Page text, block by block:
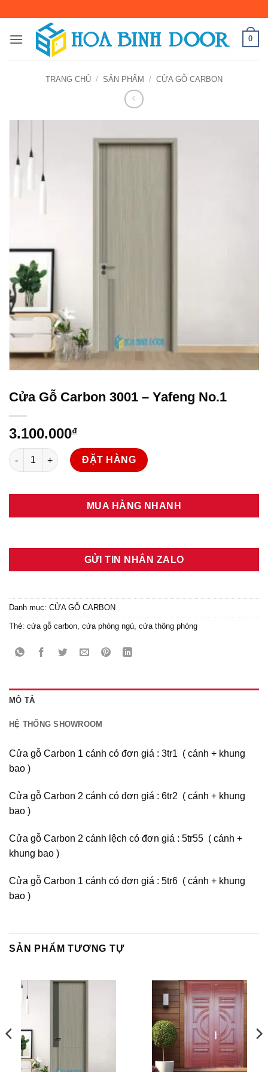
nội
0
TRANG CHỦ / SẢN PHẨM / CỬA GỖ CARBON
Cửa Gỗ Carbon 3001 – Yafeng No.1
3.100.000₫
Cửa Gỗ Carbon 3001 – Yafeng No.1 số lượng
ĐẶT HÀNG
MUA HÀNG NHANH
GỬI TIN NHẮN ZALO
Danh mục: CỬA GỖ CARBON
Thẻ: cửa gỗ carbon, cửa phòng ngủ, cửa thông phòng
MÔ TẢ
HỆ THỐNG SHOWROOM
Cửa gỗ Carbon 1 cánh có đơn giá : 3tr1 ( cánh + khung
bao )
Cửa gỗ Carbon 2 cánh có đơn giá : 6tr2 ( cánh + khung
bao )
Cửa gỗ Carbon 2 cánh lệch có đơn giá : 5tr55 ( cánh +
khung bao )
Cửa gỗ Carbon 1 cánh có đơn giá : 5tr6 ( cánh + khung
bao )
SẢN PHẨM TƯƠNG TỰ